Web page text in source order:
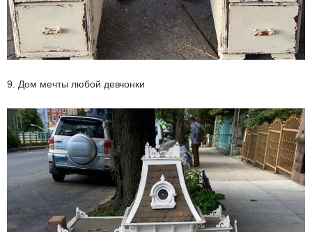
9. Дом мечты любой девчонки